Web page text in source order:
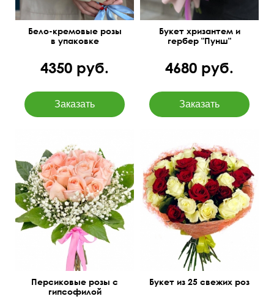
Бело-кремовые розы
в упаковке
4350 руб.
Букет хризантем и
гербер "Пунш"
4680 руб.
50 см 35 см
Персиковые розы с
гипсофилой
Премиум сорта
60 см
40 см
Букет из 25 свежих роз